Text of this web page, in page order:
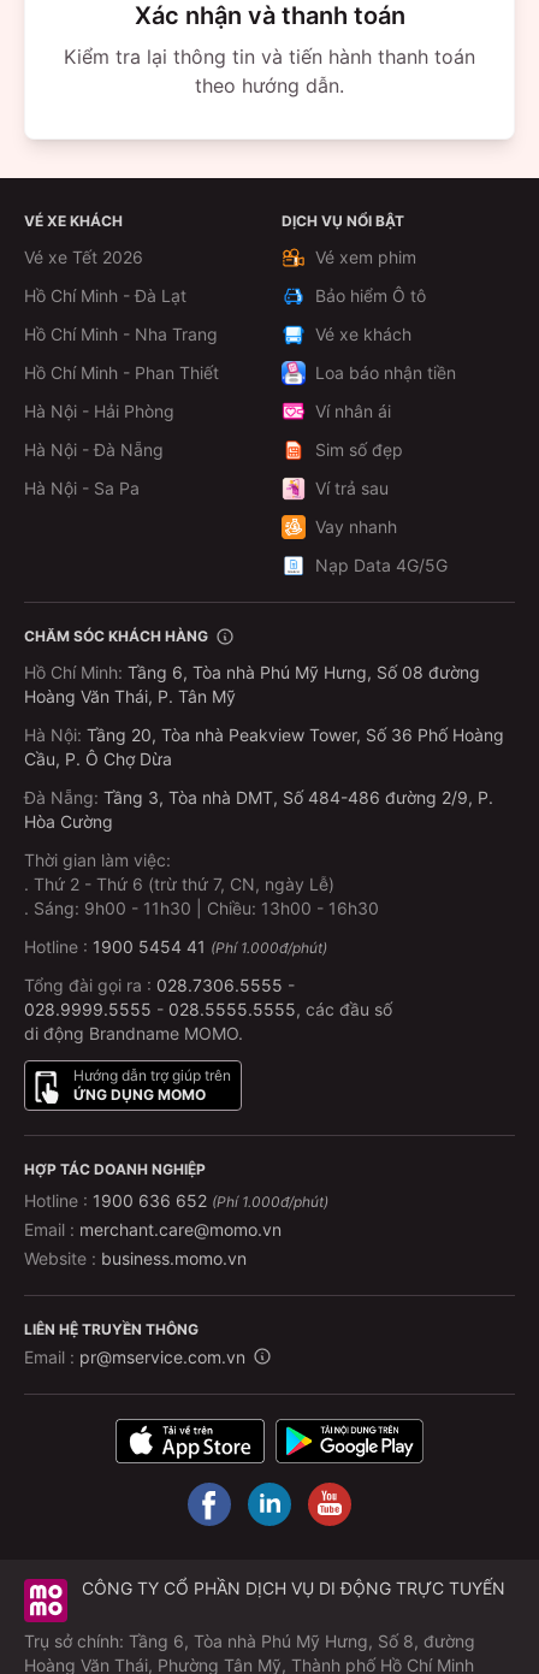
Xác nhận và thanh toán
Kiểm tra lại thông tin và tiến hành thanh toán
theo hướng dẫn.
VÉ XE KHÁCH
Vé xe Tết 2026
Hồ Chí Minh - Đà Lạt
Hồ Chí Minh - Nha Trang
Hồ Chí Minh - Phan Thiết
Hà Nội - Hải Phòng
Hà Nội - Đà Nẵng
Hà Nội - Sa Pa
DỊCH VỤ NỔI BẬT
Vé xem phim
Bảo hiểm Ô tô
Vé xe khách
Loa báo nhận tiền
Ví nhân ái
Sim số đẹp
Ví trả sau
Vay nhanh
Nạp Data 4G/5G
CHĂM SÓC KHÁCH HÀNG
Hồ Chí Minh: Tầng 6, Tòa nhà Phú Mỹ Hưng, Số 08 đường
Hoàng Văn Thái, P. Tân Mỹ
Hà Nội: Tầng 20, Tòa nhà Peakview Tower, Số 36 Phố Hoàng
Cầu, P. Ô Chợ Dừa
Đà Nẵng: Tầng 3, Tòa nhà DMT, Số 484-486 đường 2/9, P.
Hòa Cường
Thời gian làm việc:
. Thứ 2 - Thứ 6 (trừ thứ 7, CN, ngày Lễ)
. Sáng: 9h00 - 11h30 | Chiều: 13h00 - 16h30
Hotline : 1900 5454 41 (Phí 1.000đ/phút)
Tổng đài gọi ra : 028.7306.5555 -
028.9999.5555 - 028.5555.5555, các đầu số
di động Brandname MOMO.
Hướng dẫn trợ giúp trên
ỨNG DỤNG MOMO
HỢP TÁC DOANH NGHIỆP
Hotline : 1900 636 652 (Phí 1.000đ/phút)
Email : merchant.care@momo.vn
Website : business.momo.vn
LIÊN HỆ TRUYỀN THÔNG
Email : pr@mservice.com.vn
CÔNG TY CỔ PHẦN DỊCH VỤ DI ĐỘNG TRỰC TUYẾN
Trụ sở chính: Tầng 6, Tòa nhà Phú Mỹ Hưng, Số 8, đường
Hoàng Văn Thái, Phường Tân Mỹ, Thành phố Hồ Chí Minh